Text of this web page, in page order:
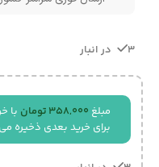
3 در انبار
مبلغ 358,000 تومان با
برای خرید بعدی ذخیره